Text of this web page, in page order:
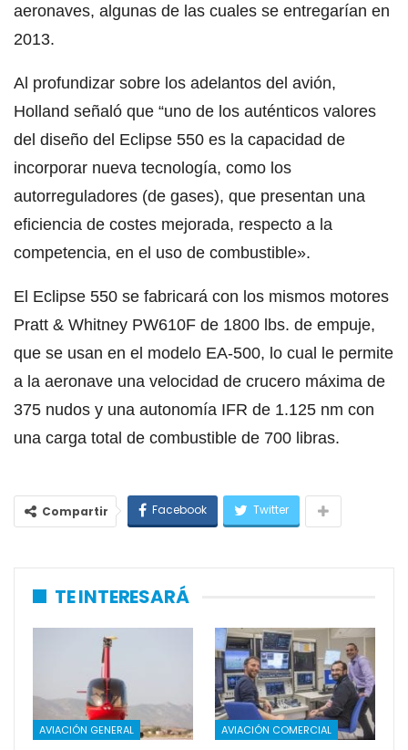
aeronaves, algunas de las cuales se entregarían en
2013.
Al profundizar sobre los adelantos del avión,
Holland señaló que “uno de los auténticos valores
del diseño del Eclipse 550 es la capacidad de
incorporar nueva tecnología, como los
autorreguladores (de gases), que presentan una
eficiencia de costes mejorada, respecto a la
competencia, en el uso de combustible».
El Eclipse 550 se fabricará con los mismos motores
Pratt & Whitney PW610F de 1800 lbs. de empuje,
que se usan en el modelo EA-500, lo cual le permite
a la aeronave una velocidad de crucero máxima de
375 nudos y una autonomía IFR de 1.125 nm con
una carga total de combustible de 700 libras.
Compartir Facebook Twitter
TE INTERESARÁ
AVIACIÓN GENERAL AVIACIÓN COMERCIAL